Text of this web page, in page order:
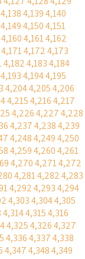
4,1384,1394,140
4,1494,1504,151
4,1604,1614,162
4,1714,1724,173
4,1824,1834,184
4,1934,1944,195
4,2044,2054,206
4,2154,2164,217
4,2264,2274,228
4,2374,2384,239
4,2484,2494,250
4,2594,2604,261
4,2704,2714,272
4,2814,2824,283
4,2924,2934,294
4,3034,3044,305
4,3144,3154,316
4,3254,3264,327
4,3364,3374,338
4,3474,3484,349